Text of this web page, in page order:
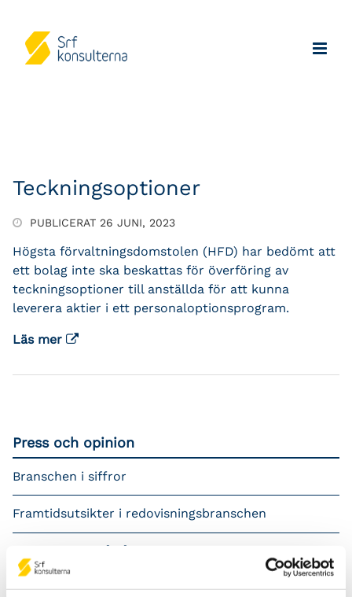
Teckningsoptioner
PUBLICERAT 26 JUNI, 2023
Högsta förvaltningsdomstolen (HFD) har bedömt att
ett bolag inte ska beskattas för överföring av
teckningsoptioner till anställda för att kunna
leverera aktier i ett personaloptionsprogram.
Läs mer
Press och opinion
Branschen i siffror
Framtidsutsikter i redovisningsbranschen
Prenumerera på våra nyhetsbrev
Pressrum